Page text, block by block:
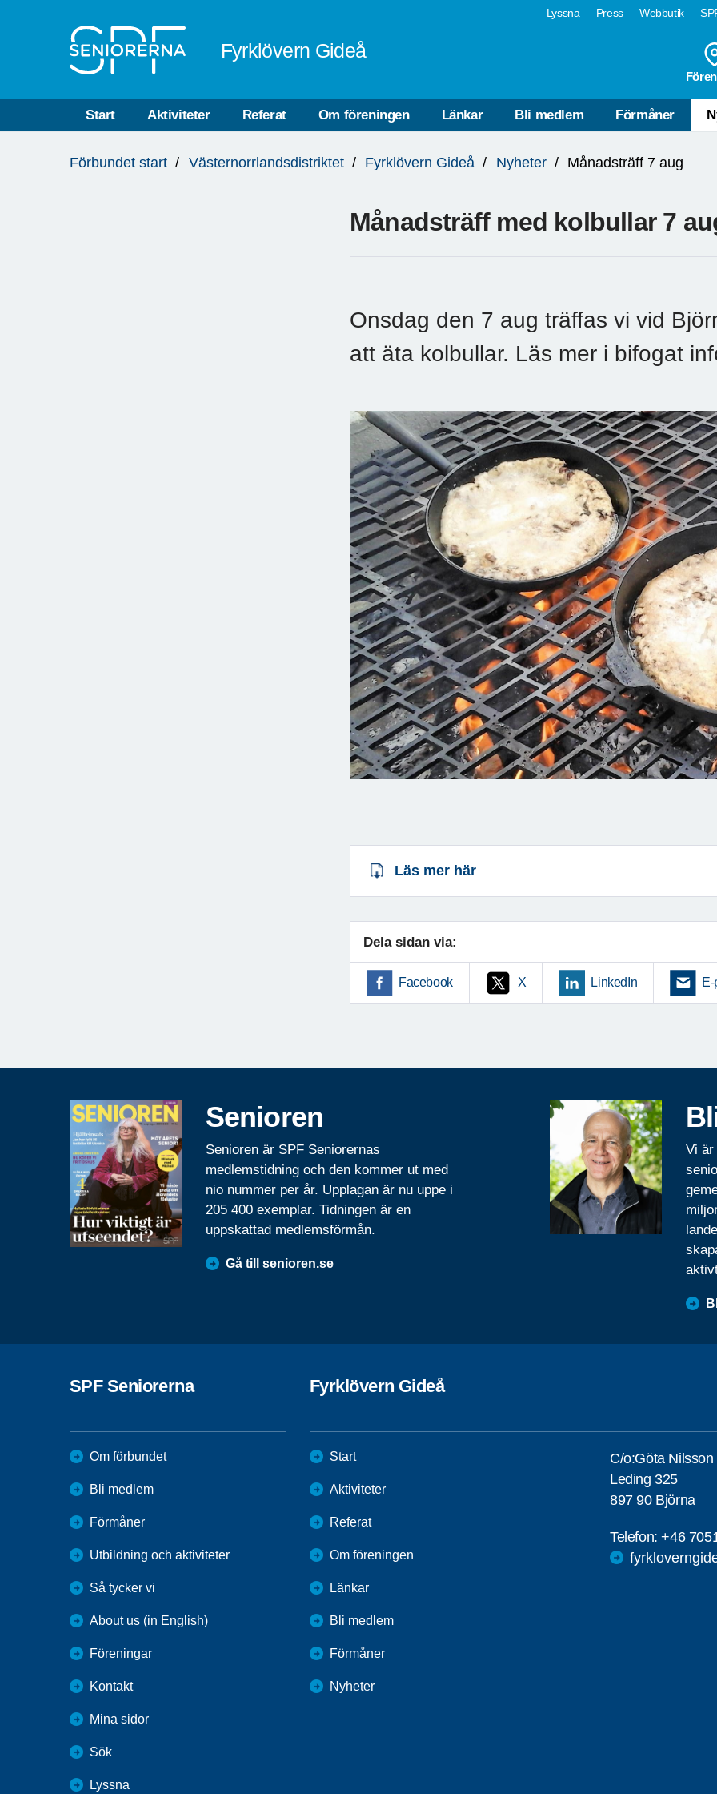
Lyssna Press Webbutik
Fyrklövern Gideå
Start Aktiviteter Referat Om föreningen Länkar Bli medlem Förmåner
är
Förbundet start Västernorrlandsdistriktet Fyrklövern Gideå Nyheter Månadsträff 7 aug
Månadsträff med kolbullar 7
Onsdag den 7 aug träffas vi vid
att äta kolbullar. Läs mer i bifogat
Läs mer här
Dela sidan via:
Facebook X LinkedIn
Senioren
Senioren är SPF Seniorernas
medlemstidning och den kommer ut med
nio nummer per år. Upplagan är nu uppe i
205 400 exemplar. Tidningen är en
uppskattad medlemsförmån.
Gå till senioren.se
Vi är
SPF Seniorerna
Om förbundet
Bli medlem
Förmåner
Utbildning och aktiviteter
Så tycker vi
About us (in English)
Föreningar
Kontakt
Mina sidor
Sök
Lyssna
Fyrklövern Gideå
Start
Aktiviteter
Referat
Om föreningen
Länkar
Bli medlem
Förmåner
Nyheter
C/o:Göta Nilsson
Leding 325
897 90 Björna
Telefon:+46